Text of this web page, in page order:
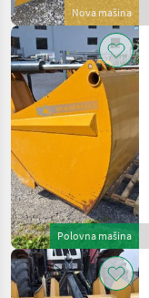
Nova mašina
Polovna mašina